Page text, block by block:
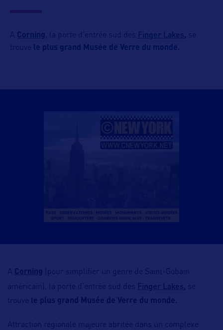
A Corning , la porte d’entrée sud des Finger Lakes, se
trouve
le plus grand Musée de Verre du monde.
A Corning
(pour simplifier un genre de Saint-Gobain
américain), la porte d’entrée sud des Finger Lakes, se
trouve
le plus grand Musée de Verre du monde.
Attraction régionale majeure abritée dans un complexe